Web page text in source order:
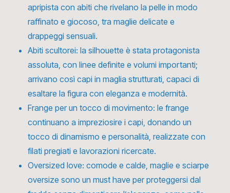
apripista con abiti che rivelano la pelle in modo
raffinato e giocoso, tra maglie delicate e
drappeggi sensuali.
Abiti scultorei: la silhouette è stata protagonista
assoluta, con linee definite e volumi importanti;
arrivano così capi in maglia strutturati, capaci di
esaltare la figura con eleganza e modernità.
Frange per un tocco di movimento: le frange
continuano a impreziosire i capi, donando un
tocco di dinamismo e personalità, realizzate con
filati pregiati e lavorazioni ricercate.
Oversized love: comode e calde, maglie e sciarpe
oversize sono un must have per proteggersi dal